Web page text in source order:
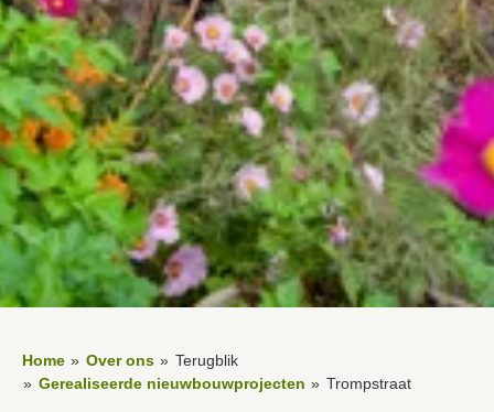
Home Over ons
Terugblik
Gerealiseerde nieuwbouwprojecten
Trompstraat